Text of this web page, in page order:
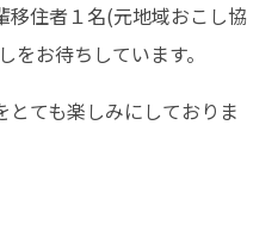
移住者１名(元地域おこし協
をお待ちしています。
ても楽しみにしておりま